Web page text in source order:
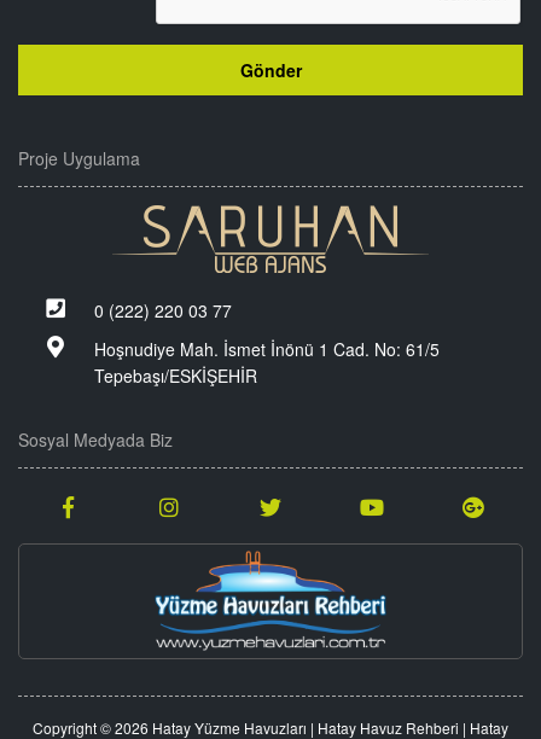
Proje Uygulama
0 (222) 220 03 77
Hoşnudiye Mah. İsmet İnönü 1 Cad. No: 61/5
Tepebaşı/ESKİŞEHİR
Sosyal Medyada Biz
Copyright © 2026 Hatay Yüzme Havuzları | Hatay Havuz Rehberi | Hatay